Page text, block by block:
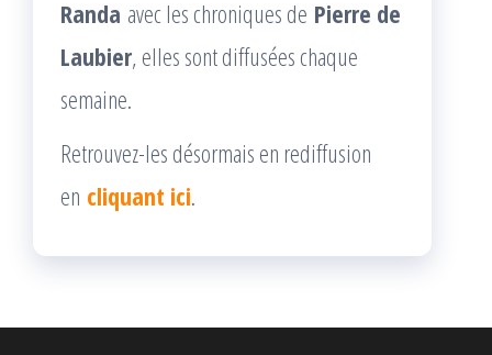
Randa avec les chroniques de Pierre de
Laubier, elles sont diffusées chaque
semaine.
Retrouvez-les désormais en rediffusion
en cliquant ici.